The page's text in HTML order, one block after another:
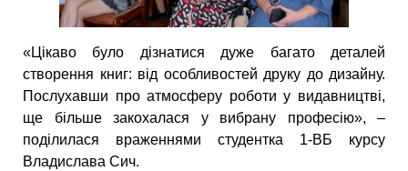
«Цікаво було дізнатися дуже багато деталей
створення книг: від особливостей друку до дизайну.
Послухавши про атмосферу роботи у видавництві,
ще більше закохалася у вибрану професію», –
поділилася враженнями студентка 1-ВБ курсу
Владислава Сич.